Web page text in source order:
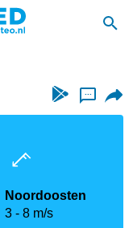
...
Noordoosten
3
8 m/s